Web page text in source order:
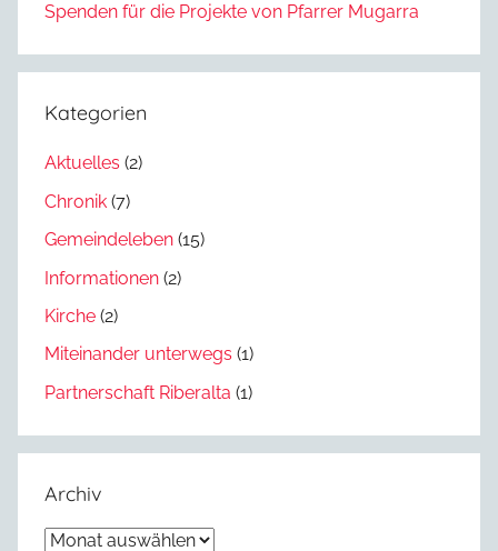
Spenden für die Projekte von Pfarrer Mugarra
Kategorien
Aktuelles (2)
Chronik (7)
Gemeindeleben (15)
Informationen (2)
Kirche (2)
Miteinander unterwegs (1)
Partnerschaft Riberalta (1)
Archiv
Archiv